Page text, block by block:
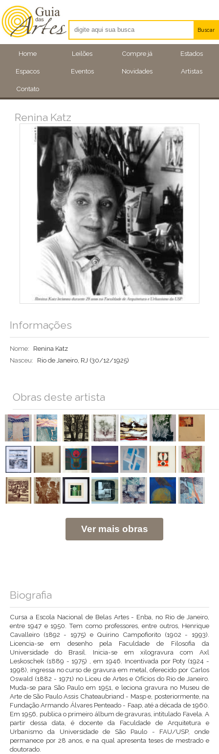
Home Leilões Compre já Estados
Espacos Eventos Novidades Artistas
Contato
Buscar
Artistas
Eventos
Renina Katz
Informações
Nome:
Renina Katz
Nasceu:
Rio de Janeiro, RJ (30/12/1925)
Obras deste artista
Ver mais obras
Biografia
Cursa a Escola Nacional de Belas Artes - Enba, no Rio de Janeiro,
entre 1947 e 1950. Tem como professores, entre outros, Henrique
Cavalleiro (1892 - 1975) e Quirino Campofiorito (1902 - 1993).
Licencia-se em desenho pela Faculdade de Filosofia da
Universidade do Brasil. Inicia-se em xilogravura com Axl
Leskoschek (1889 - 1975) , em 1946. Incentivada por Poty (1924 -
1998), ingressa no curso de gravura em metal, oferecido por Carlos
Oswald (1882 - 1971) no Liceu de Artes e Ofícios do Rio de Janeiro.
Muda-se para São Paulo em 1951, e leciona gravura no Museu de
Arte de São Paulo Assis Chateaubriand - Masp e, posteriormente, na
Fundação Armando Álvares Penteado - Faap, até a década de 1960.
Em 1956, publica o primeiro álbum de gravuras, intitulado Favela. A
partir dessa data, é docente da Faculdade de Arquitetura e
Urbanismo da Universidade de São Paulo - FAU/USP, onde
permanece por 28 anos, e na qual apresenta teses de mestrado e
doutorado.